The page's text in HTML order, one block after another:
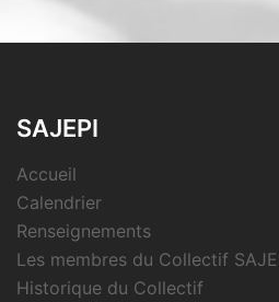
SAJEPI
Accueil
Calendrier
Renseignements
Les membres du Collectif
Historique du Collectif